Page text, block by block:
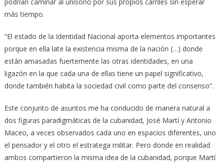
más tiempo.
“El estado de la Identidad Nacional aporta elementos importantes
porque en ella late la existencia misma de la nación (…) donde
están amasadas fuertemente las otras identidades, en una
ligazón en la que cada una de ellas tiene un papel significativo,
donde también habita la sociedad civil como parte del consenso”.
Este conjunto de asuntos me ha conducido de manera natural a
dos figuras paradigmáticas de la cubanidad, José Martí y Antonio
Maceo, a veces observados cada uno en espacios diferentes, uno
el pensador y el otro el estratega militar. Pero donde en realidad
ambos compartieron la misma idea de la cubanidad, porque Martí